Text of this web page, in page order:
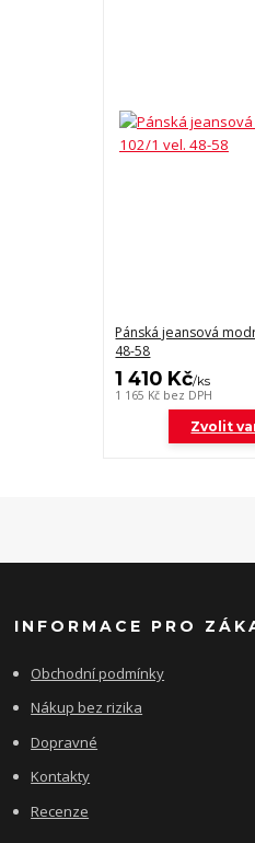
Pánská jeansová
48-58
1 410 Kč/ks
1 165 Kč bez DPH
Zvolit
INFORMACE PRO
Obchodní podmínky
Nákup bez rizika
Dopravné
Kontakty
Recenze